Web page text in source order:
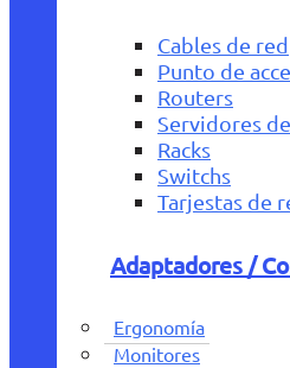
Cables de red
Punto de
Routers
Servidores
Racks
Switchs
Tarjestas de
Adaptadores /
Ergonomía
Monitores